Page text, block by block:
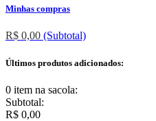
Minhas compras
R$ 0,00 (Subtotal)
Últimos produtos adicionados:
0 item na sacola:
Subtotal:
R$ 0,00